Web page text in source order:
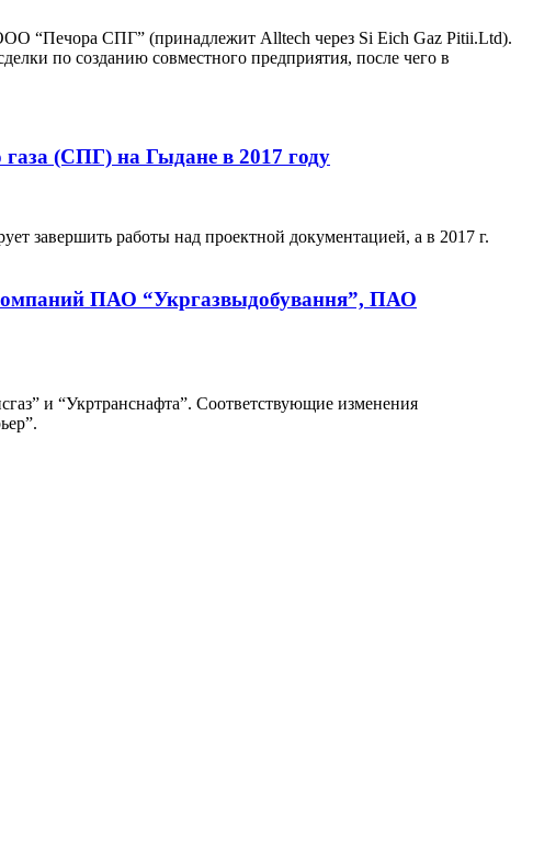
“Печора СПГ” (принадлежит Alltech через Si Eich Gaz Pitii.Ltd).
по созданию совместного предприятия, после чего в
(СПГ) на Гыдане в 2017 году
завершить работы над проектной документацией, а в 2017 г.
ПАО “Укргазвыдобування”, ПАО
и “Укртранснафта”. Соответствующие изменения